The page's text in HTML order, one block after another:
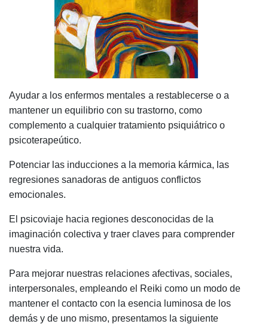
Ayudar a los enfermos mentales a restablecerse o a
mantener un equilibrio con su trastorno, como
complemento a cualquier tratamiento psiquiátrico o
psicoterapeútico.
Potenciar las inducciones a la memoria kármica, las
regresiones sanadoras de antiguos conflictos
emocionales.
El psicoviaje hacia regiones desconocidas de la
imaginación colectiva y traer claves para comprender
nuestra vida.
Para mejorar nuestras relaciones afectivas, sociales,
interpersonales, empleando el Reiki como un modo de
mantener el contacto con la esencia luminosa de los
demás y de uno mismo, presentamos la siguiente